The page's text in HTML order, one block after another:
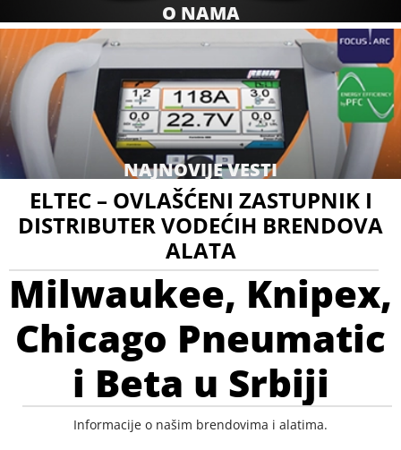
O NAMA
NAJNOVIJE VESTI
ELTEC – OVLAŠĆENI ZASTUPNIK I
DISTRIBUTER VODEĆIH BRENDOVA
ALATA
Milwaukee, Knipex,
Chicago Pneumatic
i Beta u Srbiji
Informacije o našim brendovima i alatima.